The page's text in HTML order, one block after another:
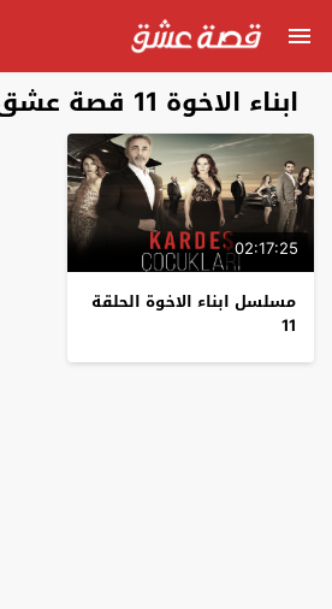
ابناء الاخوة 11 قصة عشق
02:17:25
مسلسل ابناء الاخوة الحلقة
11